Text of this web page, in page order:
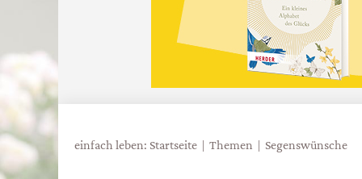
einfach leben: Startseite Themen Segenswünsche